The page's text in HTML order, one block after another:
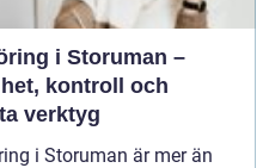
i Storuman –
kontroll och
verktyg
i Storuman är mer än